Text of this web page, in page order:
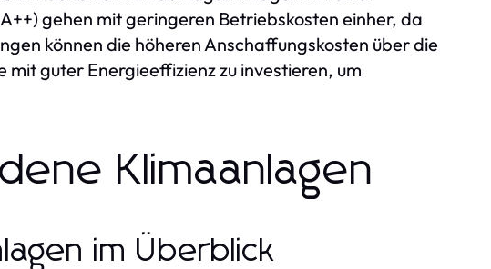
gehen mit geringeren Betriebskosten einher, da
können die höheren Anschaffungskosten über die
guter Energieeffizienz zu investieren, um
Klimaanlagen
im Überblick